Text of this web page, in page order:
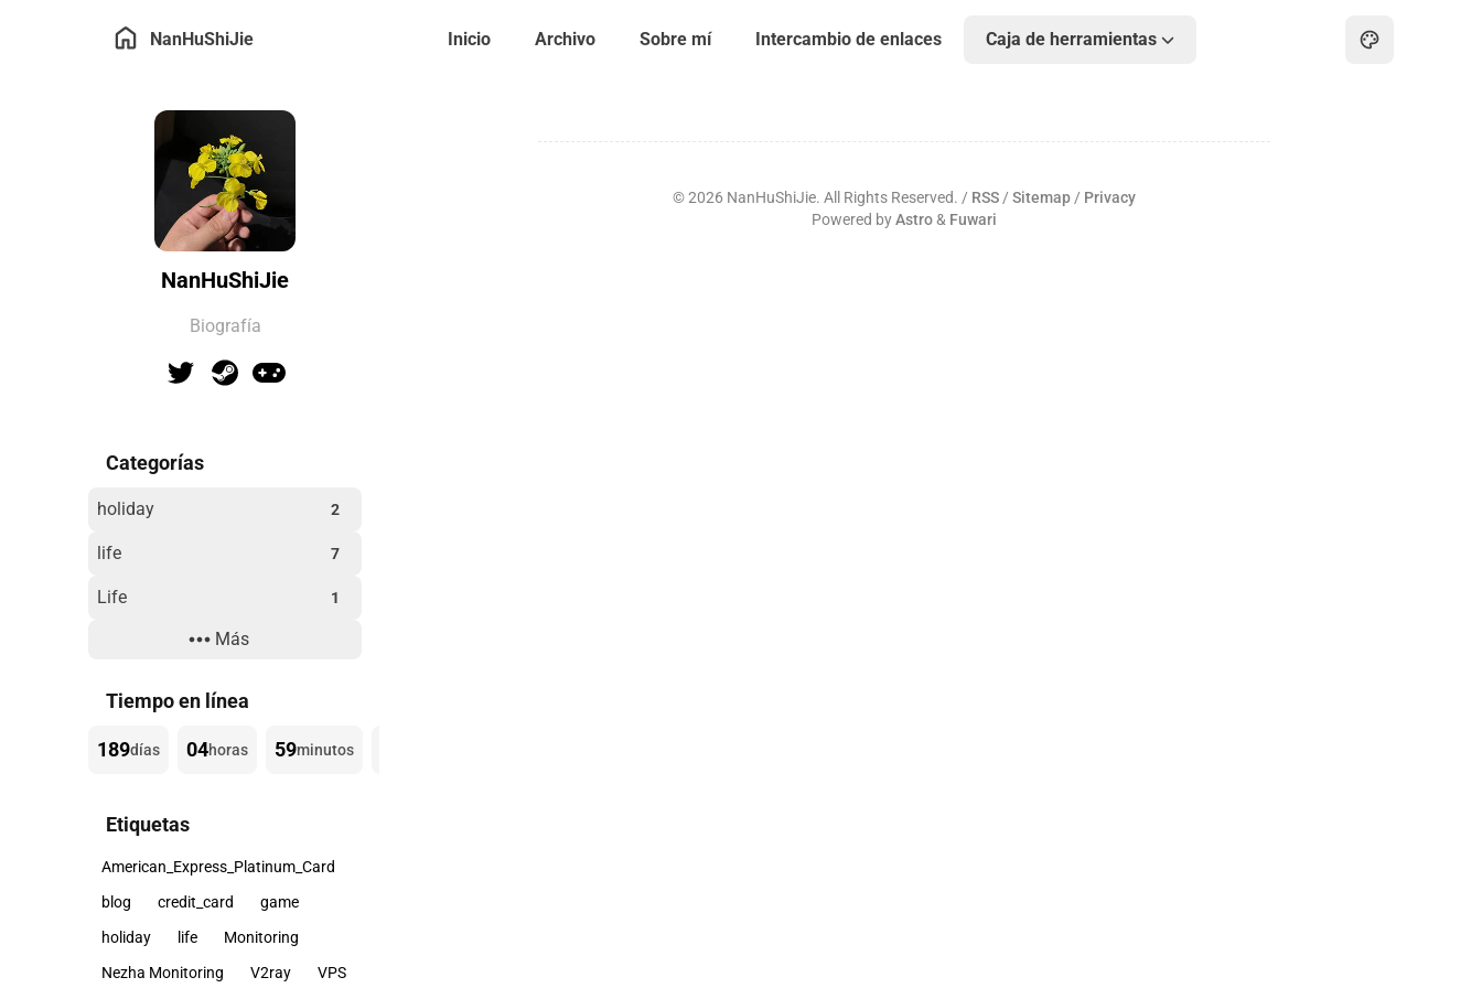
NanHuShiJie Inicio Archivo Sobre mí Intercambio de enlaces Caja de herramientas
NanHuShiJie
Biografía
Categorías
holiday 2
life 7
Life 1
Más
Tiempo en línea
189días 04horas 59minutos
Etiquetas
American_Express_Platinum_Card
blog
credit_card
game
holiday
life
Monitoring
Nezha Monitoring
V2ray VPS
©2026 NanHuShiJie. All Rights Reserved. / RSS / Sitemap / Privacy
Powered byAstro& Fuwari